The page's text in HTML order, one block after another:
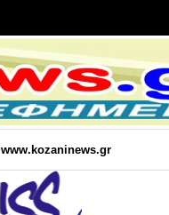
www.kozaninews.gr